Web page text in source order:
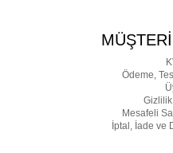
Ödeme,
Gizlilik
Mesafeli
İptal, İade ve